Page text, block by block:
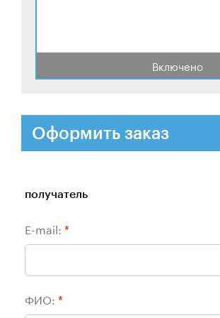
Включено
Оформить заказ
получатель
E-mail: *
ФИО: *